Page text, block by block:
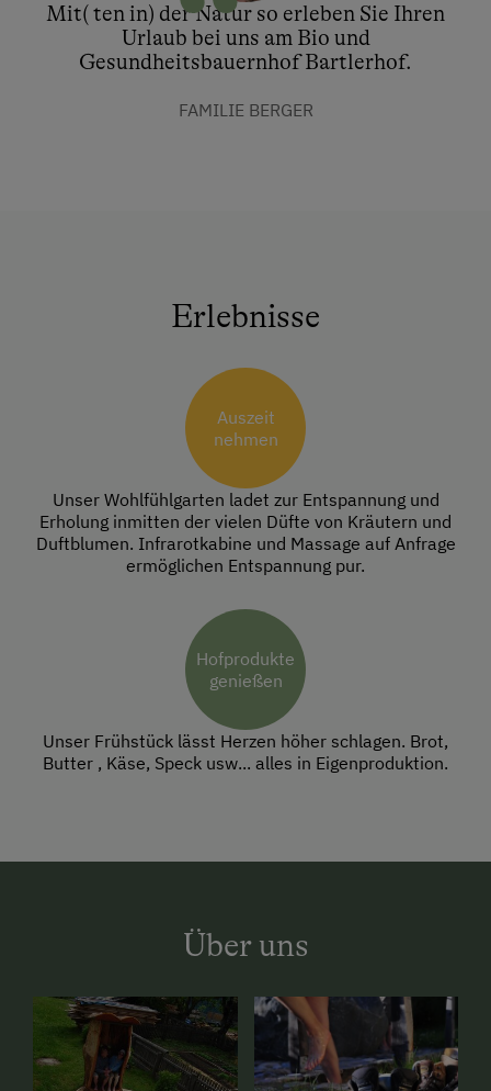
Mit( ten in) der Natur so erleben Sie Ihren
Urlaub bei uns am Bio und
Gesundheitsbauernhof Bartlerhof.
FAMILIE BERGER
Erlebnisse
Auszeit
nehmen
Unser Wohlfühlgarten ladet zur Entspannung und
Erholung inmitten der vielen Düfte von Kräutern und
Duftblumen. Infrarotkabine und Massage auf Anfrage
ermöglichen Entspannung pur.
Hofprodukte
genießen
Unser Frühstück lässt Herzen höher schlagen. Brot,
Butter , Käse, Speck usw... alles in Eigenproduktion.
Über uns